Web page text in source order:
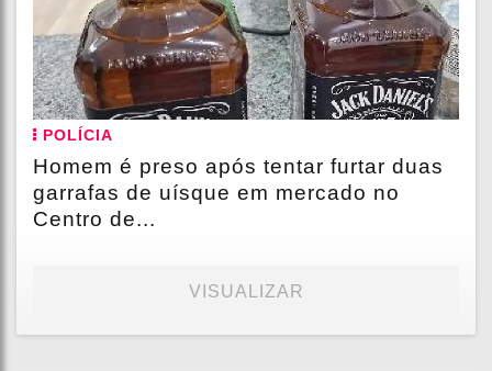
POLÍCIA
Homem é preso após tentar furtar duas
garrafas de uísque em mercado no
Centro de...
VISUALIZAR